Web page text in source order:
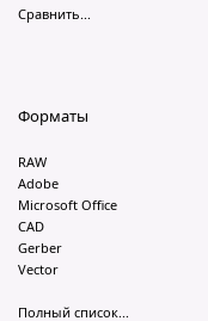
Сравнить...
Форматы
RAW
Adobe
Microsoft Office
CAD
Gerber
Vector
Полный список...